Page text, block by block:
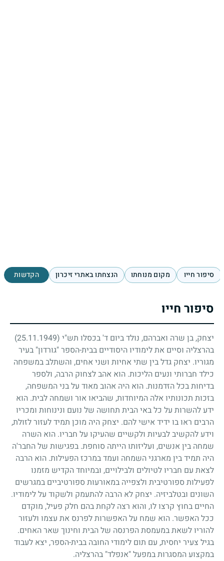
סיפור חייו מקום מנוחתו הנצחתו באתרי זיכרון הקדשות
סיפור חייו
יצחק, בן שרה ואברהם, נולד ביום ד' בכסלו תש"י (25.11.1949)
בהרצליה וסיים את לימודיו היסודיים בבית-הספר "גורדון" בעיר
מגוריו. יצחק גדל בין שתי אחיות ושני אחים, והשתלב במשפחה
כילד חברותי ונעים הליכות. הוא אהב לצחוק הרבה, ולספר
בדיחות בכל הזדמנות. הוא היה אהוב מאוד על בני המשפחה,
בזכות תכונותיו אלה המיוחדות, שהביאו אור ושמחה לבית. הוא
ידע להשרות על כל באי הבית תחושה של נועם ונינוחות ומכריו
הרבים ראו בו ידיד אישי להם. יצחק היה מוכן תמיד לעזור לזולת,
וידע להקשיב לבעיות ולקשיים שהעיקו על חבריו. הוא השרה
שמחה בין אנשים, ועליזותו הייתה סוחפת. בפגישות של החבר'ה
היה תמיד בין מארגני השמחה ועמד במרכז הפעילות. הוא הרבה
לצאת עם חבריו לטיולים ולבילויים, ובמיוחד הקדיש מזמנו
לפעילות ספורטיבית ולצפייה במאורעות ספורטיביים במגרשים
השונים ובטלביזיה. יצחק לא הרבה להתעמק ולשקוד על לימודיו.
החיים בחוץ קרצו לו, והוא רצה לקחת בהם חלק פעיל, מוקדם
ככל האפשר. הוא שמח על האפשרות לפרנס את עצמו ולעזור
להוריו לשאת במעמסת הפרנסה של הבית וחינוך שאר האחים.
בגיל צעיר יחסית, עם תום לימודי החובה בבית-הספר, יצא לעבוד
במקצוע המסגרות במפעל "אנפלד" בהרצליה.